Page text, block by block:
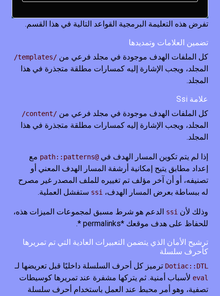
تفرض هذه التعليمة البرمجية القواعد التالية في هذا القسم.
تضمين العلامات وتمديدها
كل الملفات الهدف موجودة في مجلد فرعي من /templates/
المجلد، ويجب الإشارة إليه كمسارات مطلقة متجذرة في هذا
المجلد.
علامة Ssi
كل الملفات الهدف موجودة في مجلد فرعي من /content/
المجلد، ويجب الإشارة إليه كمسارات مطلقة متجذرة في هذا
المجلد.
إذا لم يتم تكوين المسار الهدف في @path::patterns
مع
إعداد مطابق يتيح إمكانية أرشفة المسار الهدف المعني أو
تصنيفه، أو أن آخر مؤلف تم تغييره للملف المصدر غير مصرح
له ببساطة بعرض المسار الهدف، ssi ستفشل العملية.
وذلك لأن ssi الدعم هو شرط مسبق لمجموعات الميزات هذه،
للحفاظ على هدف موقعك *permalinks *.
ترشيح الأمان الذي يتضمن التعبيرات العادية التي تم تمريرها
كأحرف سلسلة
Dotiac::DTL ترميز كل أحرف السلسلة داخليًا قبل تعريضها لـ
eval لأسباب أمنية. ثم يتركها مشفرة عند تمريرها كوسيطات
تصفية، وهو أمر محبط عند العمل باستخدام أحرف سلسلة